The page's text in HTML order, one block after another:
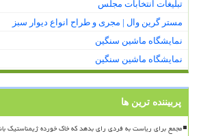
تبلیغات انتخابات مجلس
مستر گرین وال | مجری و طراح انواع دیوار سبز
نمایشگاه ماشین سنگین
نمایشگاه ماشین سنگین
پربیننده ترین ها
مجمع برای ریاست به فردی رای بدهد که خاک خورده ژیمناستیک